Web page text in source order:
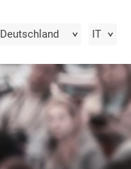
Deutschland IT